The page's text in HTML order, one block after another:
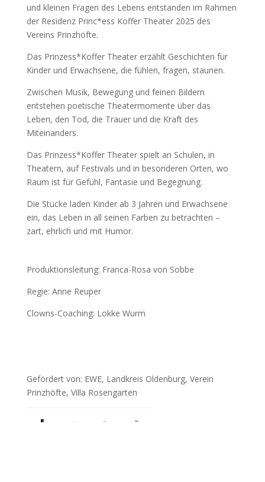
und kleinen Fragen des Lebens entstanden im Rahmen
der Residenz Princ*ess Koffer Theater 2025 des
Vereins Prinzhöfte.
Das Prinzess*Koffer Theater erzählt Geschichten für
Kinder und Erwachsene, die fühlen, fragen, staunen.
Zwischen Musik, Bewegung und feinen Bildern
entstehen poetische Theatermomente über das
Leben, den Tod, die Trauer und die Kraft des
Miteinanders.
Das Prinzess*Koffer Theater spielt an Schulen, in
Theatern, auf Festivals und in besonderen Orten, wo
Raum ist für Gefühl, Fantasie und Begegnung.
Die Stücke laden Kinder ab 3 Jahren und Erwachsene
ein, das Leben in all seinen Farben zu betrachten –
zart, ehrlich und mit Humor.
Produktionsleitung: Franca-Rosa von Sobbe
Regie: Anne Reuper
Clowns-Coaching: Lokke Wurm
Gefördert von: EWE, Landkreis Oldenburg, Verein
Prinzhöfte, Villa Rosengarten